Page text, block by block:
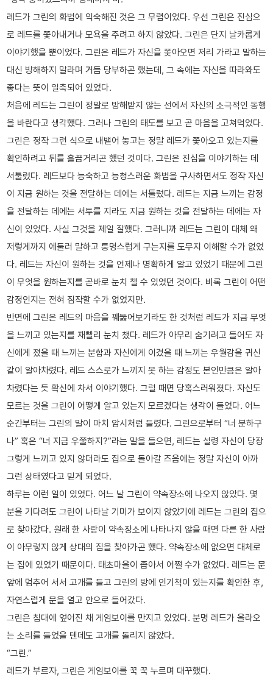
레드가 그린의 화법에 익숙해진 것은 그 무렵이었다. 우선 그린은 진심으
로 레드를 쫓아내거나 모욕을 주려고 하지 않았다. 그린은 단지 날카롭게
이야기했을 뿐이었다. 그린은 레드가 자신을 쫓아오면 저리 가라고 말하는
대신 방해하지 말라며 거듭 당부하곤 했는데, 그 속에는 자신을 따라와도
좋다는 뜻이 일축되어 있었다.
처음에 레드는 그린이 정말로 방해받지 않는 선에서 자신의 소극적인 동행
을 바란다고 생각했다. 그러나 그린의 태도를 보고 곧 마음을 고쳐먹었다.
그린은 정작 그런 식으로 내뱉어 놓고는 정말 레드가 쫓아오고 있는지를
확인하려고 뒤를 흘끔거리곤 했던 것이다. 그린은 진심을 이야기하는 데
서툴렀다. 레드보다 능숙하고 능청스러운 화법을 구사하면서도 정작 자신
이 지금 원하는 것을 전달하는 데에는 서툴렀다. 레드는 지금 느끼는 감정
을 전달하는 데에는 서투를 지라도 지금 원하는 것을 전달하는 데에는 자
신이 있었다. 사실 그것을 제일 잘했다. 그러니까 레드는 그린이 대체 왜
저렇게까지 에둘러 말하고 퉁명스럽게 구는지를 도무지 이해할 수가 없었
다. 레드는 자신이 원하는 것을 언제나 명확하게 알고 있었기 때문에 그린
이 무엇을 원하는지를 곧바로 눈치 챌 수 있었던 것이다. 비록 그린이 어떤
감정인지는 전혀 짐작할 수가 없었지만.
반면에 그린은 레드의 마음을 꿰뚫어보기라도 한 것처럼 레드가 지금 무엇
을 느끼고 있는지를 재빨리 눈치 챘다. 레드가 아무리 숨기려고 들어도 자
신에게 졌을 때 느끼는 분함과 자신에게 이겼을 때 느끼는 우월감을 귀신
같이 알아차렸다. 레드 스스로가 느끼지 못 하는 감정도 본인만큼은 알아
차렸다는 듯 확신에 차서 이야기했다. 그럴 때면 당혹스러워졌다. 자신도
모르는 것을 그린이 어떻게 알고 있는지 모르겠다는 생각이 들었다. 어느
순간부터는 그린의 말이 마치 암시처럼 들렸다. 그린으로부터 “너 분하구
나” 혹은 “너 지금 우쭐하지?”라는 말을 들으면, 레드는 설령 자신이 당장
그렇게 느끼고 있지 않더라도 집으로 돌아갈 즈음에는 정말 자신이 아까
그런 상태였다고 믿게 되었다.
하루는 이런 일이 있었다. 어느 날 그린이 약속장소에 나오지 않았다. 몇
분을 기다려도 그린이 나타날 기미가 보이지 않았기에 레드는 그린의 집으
로 찾아갔다. 원래 한 사람이 약속장소에 나타나지 않을 때면 다른 한 사람
이 아무렇지 않게 상대의 집을 찾아가곤 했다. 약속장소에 없으면 대체로
는 집에 있었기 때문이다. 태초마을이 좁아서 어쩔 수가 없었다. 레드는 문
앞에 멈추어 서서 고개를 들고 그린의 방에 인기척이 있는지를 확인한 후,
자연스럽게 문을 열고 안으로 들어갔다.
그린은 침대에 엎어진 채 게임보이를 만지고 있었다. 분명 레드가 올라오
는 소리를 들었을 텐데도 고개를 돌리지 않았다.
“그린.”
레드가 부르자, 그린은 게임보이를 꾹 꾹 누르며 대꾸했다.